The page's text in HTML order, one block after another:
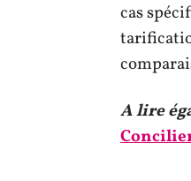
cas
A lire